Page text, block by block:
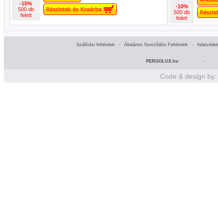
-15%
500 db
felett
-10%
500 db
felett
Szállítási feltételek - Általános Szerződési Feltételek -
PERGOLUX.hu -
Code & design by: